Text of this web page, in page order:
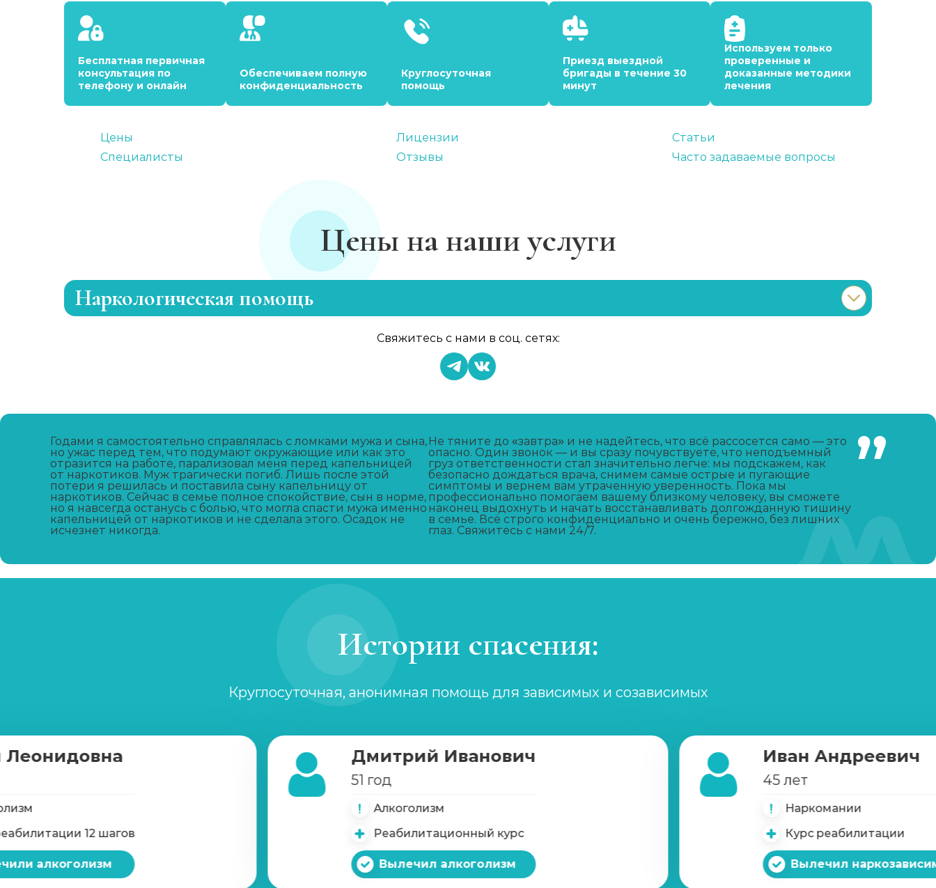
Бесплатная первичная
консультация по
телефону и онлайн
Обеспечиваем полную
конфиденциальность
Круглосуточная
помощь
Приезд выездной
бригады в течение 30
минут
Используем только
проверенные и
доказанные методики
лечения
Цены
Специалисты
Лицензии
Отзывы
Статьи
Часто задаваемые вопросы
Цены на наши услуги
Наркологическая помощь
Консультация нарколога от 400 ₽ Записаться
Наркологическая экспертиза от 2 500 ₽ Записаться
Свяжитесь с нами в соц. сетях:
Годами я самостоятельно справлялась с ломками мужа и сына,
но ужас перед тем, что подумают окружающие или как это
отразится на работе, парализовал меня перед капельницей
от наркотиков. Муж трагически погиб. Лишь после этой
потери я решилась и поставила сыну капельницу от
наркотиков. Сейчас в семье полное спокойствие, сын в норме,
но я навсегда останусь с болью, что могла спасти мужа именно
капельницей от наркотиков и не сделала этого. Осадок не
исчезнет никогда.
Не тяните до «завтра» и не надейтесь, что всё рассосется само — это
опасно. Один звонок — и вы сразу почувствуете, что неподъемный
груз ответственности стал значительно легче: мы подскажем, как
безопасно дождаться врача, снимем самые острые и пугающие
симптомы и вернем вам утраченную уверенность. Пока мы
профессионально помогаем вашему близкому человеку, вы сможете
наконец выдохнуть и начать восстанавливать долгожданную тишину
в семье. Всё строго конфиденциально и очень бережно, без лишних
глаз. Свяжитесь с нами 24/7.
Истории спасения:
Круглосуточная, анонимная помощь для зависимых и созависимых
12 шагов
алкоголизм
Дмитрий Иванович
51 год
Алкоголизм
Реабилитационный курс
Вылечил алкоголизм
Иван Андреевич
45 лет
Наркомании
Курс реабилитации
Вылечил